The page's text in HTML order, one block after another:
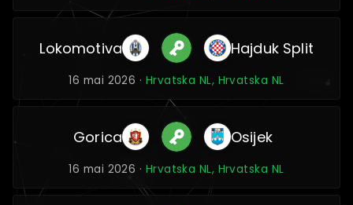
Lokomotiva Hajduk Split
16 mai 2026 · Hrvatska NL, Hrvatska NL
Gorica Osijek
16 mai 2026 · Hrvatska NL, Hrvatska NL